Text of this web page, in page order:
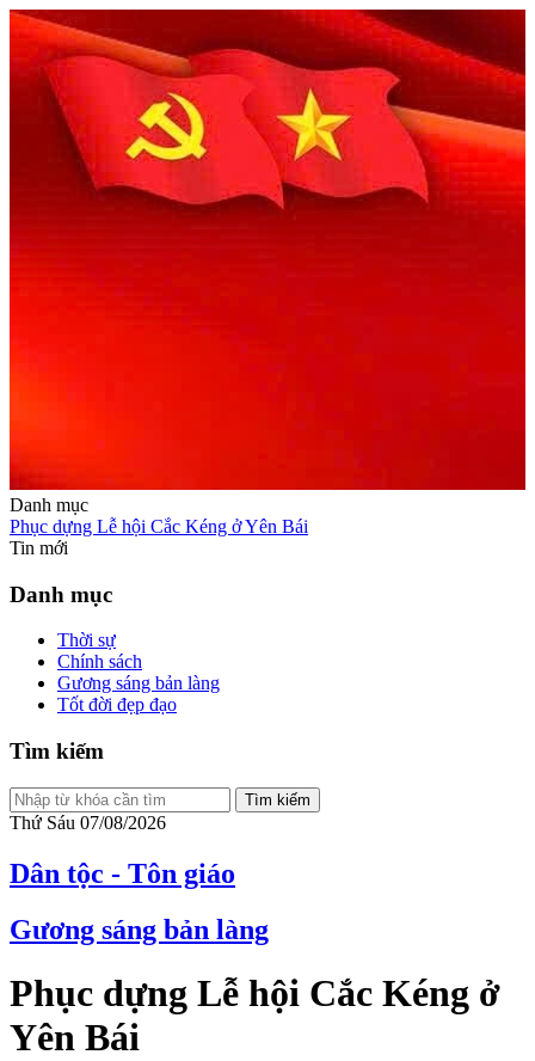
Danh mục
Phục dựng Lễ hội Cắc Kéng ở Yên Bái
Tin mới
Danh mục
Thời sự
Chính sách
Gương sáng bản làng
Tốt đời đẹp đạo
Tìm kiếm
Tìm kiếm
Thứ Sáu 07/08/2026
Dân tộc - Tôn giáo
Gương sáng bản làng
Phục dựng Lễ hội Cắc Kéng ở
Yên Bái